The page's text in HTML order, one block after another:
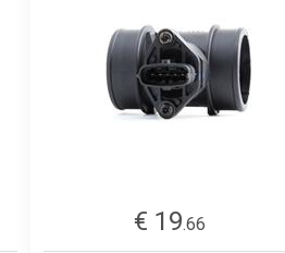
€ 19.66